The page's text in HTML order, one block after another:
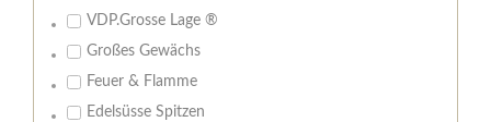
VDP.Grosse Lage ®
Großes Gewächs
Feuer & Flamme
Edelsüsse Spitzen